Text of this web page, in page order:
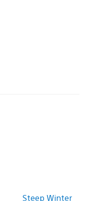
Steep Winter